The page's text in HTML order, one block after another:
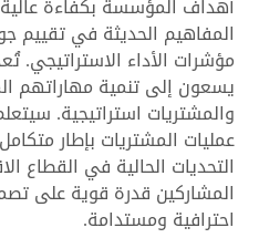
أهداف المؤسسة بكفاءة
المفاهيم الحديثة في تقييم
مؤشرات الأداء الاستراتيجي.
يسعون إلى تنمية مهاراتهم
والمشتريات استراتيجية.
عمليات المشتريات بإطار
التحديات الحالية في القطاع
المشاركين قدرة قوية على
احترافية ومستدامة.